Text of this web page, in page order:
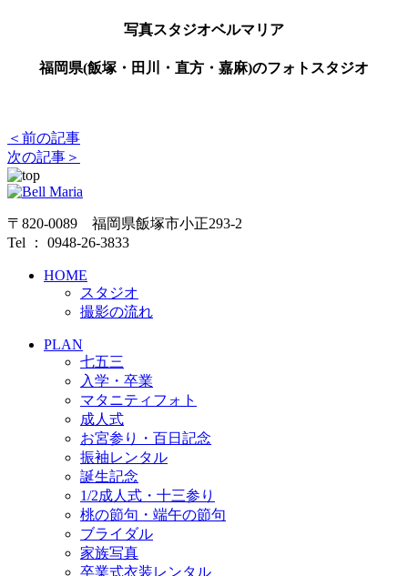
写真スタジオベルマリア
福岡県(飯塚・田川・直方・嘉麻)のフォトスタジオ
＜前の記事
次の記事＞
〒820-0089 福岡県飯塚市小正293-2
Tel ： 0948-26-3833
HOME
スタジオ
撮影の流れ
PLAN
七五三
入学・卒業
マタニティフォト
成人式
お宮参り・百日記念
振袖レンタル
誕生記念
1/2成人式・十三参り
桃の節句・端午の節句
ブライダル
家族写真
卒業式衣装レンタル